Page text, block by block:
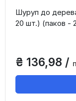
Шуруп до
20 шт.) (паков -
₴ 136,98 /